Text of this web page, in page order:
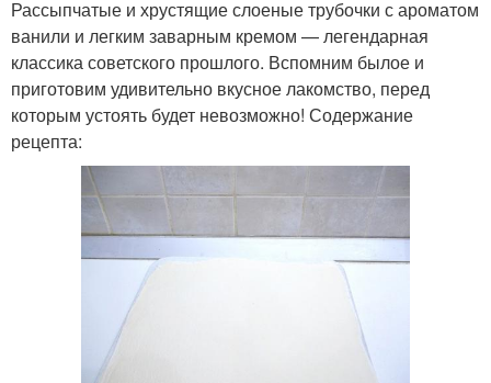
Рассыпчатые и хрустящие слоеные трубочки с ароматом
ванили и легким заварным кремом — легендарная
классика советского прошлого. Вспомним былое и
приготовим удивительно вкусное лакомство, перед
которым устоять будет невозможно! Содержание
рецепта: